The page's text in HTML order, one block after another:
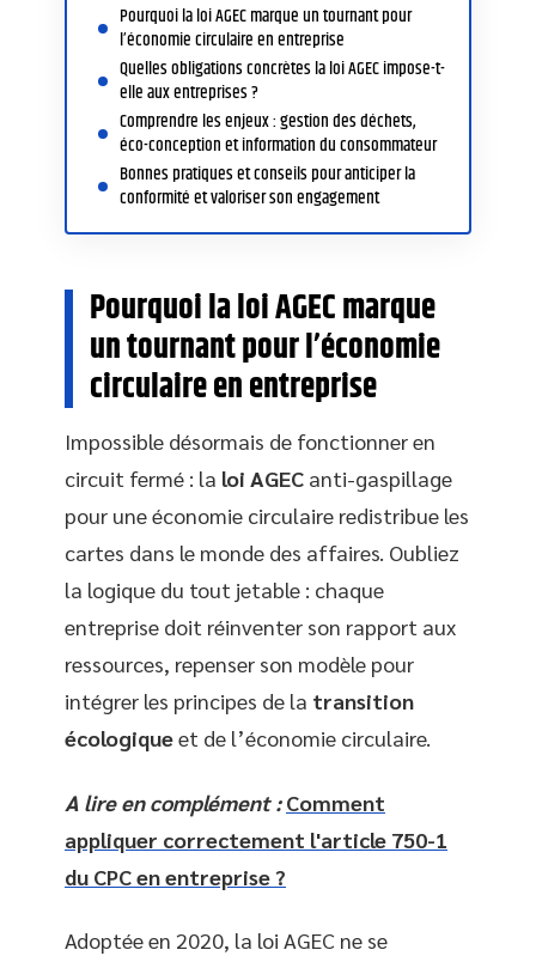
Pourquoi la loi AGEC marque un tournant pour
l’économie circulaire en entreprise
Quelles obligations concrètes la loi AGEC impose-t-
elle aux entreprises ?
Comprendre les enjeux : gestion des déchets,
éco-conception et information du consommateur
Bonnes pratiques et conseils pour anticiper la
conformité et valoriser son engagement
Pourquoi la loi AGEC marque
un tournant pour l’économie
circulaire en entreprise
Impossible désormais de fonctionner en
circuit fermé : la loi AGEC anti-gaspillage
pour une économie circulaire redistribue les
cartes dans le monde des affaires. Oubliez
la logique du tout jetable : chaque
entreprise doit réinventer son rapport aux
ressources, repenser son modèle pour
intégrer les principes de la transition
écologiqueet de l’économie circulaire.
A lire en complément : Comment
appliquer correctement l'article 750-1
du CPC en entreprise ?
Adoptée en 2020, la loi AGEC ne se